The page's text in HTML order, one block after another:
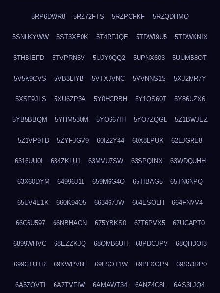
5RP6DWR8 5RZ72FTS 5RZPCFKF 5RZQDHMO
5SNLKYWW 5ST3XE0K 5T4RFJQE 5TDWI9U5 5TDWKNIX
5THBIEFD 5TVPRN5V 5UJY0QQ2 5UPNX603 5UUMB8OT
5V5K9CVS 5VB3LIYB 5VTXJVNC 5VVNNS1S 5XJ2MR7Y
5XSF9JLS 5XU6ZP3A 5Y0HCRBH 5Y1QS60T 5Y86UZX6
5YB5BBQM 5YHM530M 5YO667IH 5YO7ZQGL 5Z1BWJEZ
5Z1VP9TD 5ZYFJGV9 60IZ2Y44 60X8LPUK 62LJGRE8
6316UU0I 634ZKLU1 63MVU7SW 63SPQINX 63WDQUHH
63X60DYM 64996J11 659M6G4O 65TIBAG5 65TN6NPQ
65UV4E1K 660K94O5 663467JW 664ESOLH 664FNVV4
66C6U597 66NBHAON 675YBKS0 67T6PVX5 67UCAPT0
6899WHVC 68EZZKJQ 68OMB6UH 68PDCJPV 68QHDOI3
699GTUTR 69KWPV8F 69LSOT1W 69PLXGPN 69S53RP0
6A5ZOVTI 6A7TVFIW 6AMAWT34 6ANZ4C8L 6AS3LJQ4